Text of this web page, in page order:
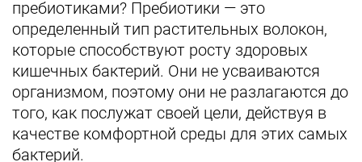
пребиотиками? Пребиотики — это
определенный тип растительных волокон,
которые способствуют росту здоровых
кишечных бактерий. Они не усваиваются
организмом, поэтому они не разлагаются до
того, как послужат своей цели, действуя в
качестве комфортной среды для этих самых
бактерий.